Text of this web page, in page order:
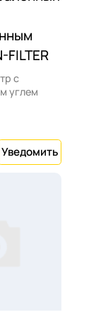
FILTER
с
углем